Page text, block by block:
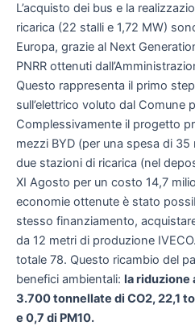
L’acquisto dei bus e la
ricarica (22 stalli e 1,72 MW)
Europa, grazie al Next
PNRR ottenuti
Questo rappresenta il primo
sull’elettrico voluto dal Comune
Complessivamente il progetto
mezzi BYD (per una spesa di
due stazioni di ricarica (nel
XI Agosto per un costo 14,7
economie ottenute è stato
stesso finanziamento,
da 12 metri di produzione
totale 78. Questo ricambio del
benefici ambientali: la riduzione
3.700 tonnellate di CO2, 22,1
e 0,7 di PM10.